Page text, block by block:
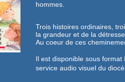
hommes.
Trois histoires ordinaires,
la grandeur et de la
Au coeur de ces
Il est disponible sous
service audio visuel du